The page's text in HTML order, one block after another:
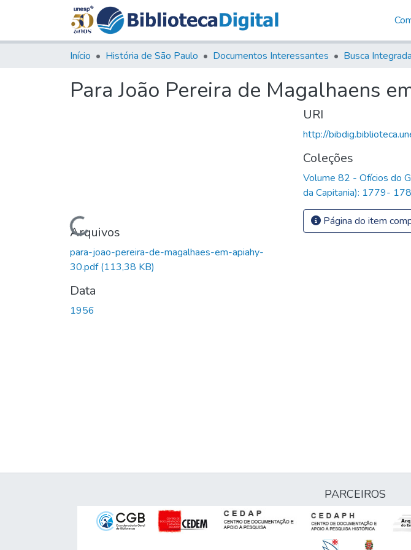
Início História de São Paulo Documentos Interessantes Busca Integrada
Para João Pereira de Magalhaens
Carregando...
Arquivos
para-joao-pereira-de-magalhaes-em-apiahy-
30.pdf(113,38 KB)
Data
1956
URI
http://
Coleções
Volume 82 - Ofícios do
da Capitania): 1779-
Página do item
PARCEIROS